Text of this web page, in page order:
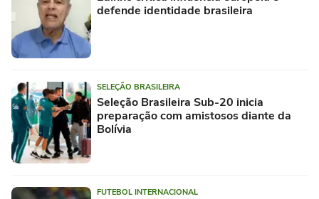
defende identidade brasileira
SELEÇÃO BRASILEIRA
Seleção Brasileira Sub-20 inicia
preparação com amistosos diante da
Bolívia
FUTEBOL INTERNACIONAL